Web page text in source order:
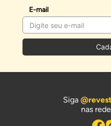
E-mail
Siga
nas